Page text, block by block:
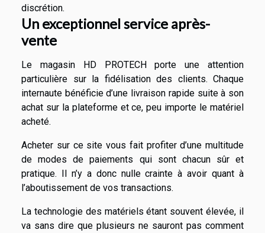
discrétion.
Un exceptionnel service après-
vente
Le magasin HD PROTECH porte une attention
particulière sur la fidélisation des clients. Chaque
internaute bénéficie d’une livraison rapide suite à son
achat sur la plateforme et ce, peu importe le matériel
acheté.
Acheter sur ce site vous fait profiter d’une multitude
de modes de paiements qui sont chacun sûr et
pratique. Il n’y a donc nulle crainte à avoir quant à
l’aboutissement de vos transactions.
La technologie des matériels étant souvent élevée, il
va sans dire que plusieurs ne sauront pas comment